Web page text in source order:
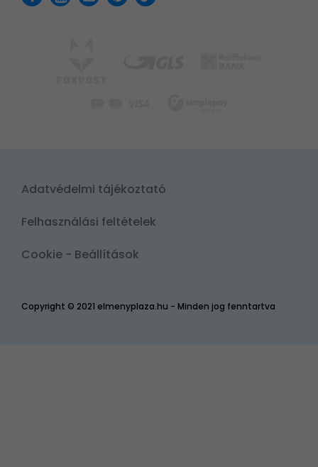
Copyright © 2021 elmenyplaza.hu - Minden jog fenntartva
Adatvédelmi tájékoztató
Felhasználási feltételek
Cookie - Beállítások